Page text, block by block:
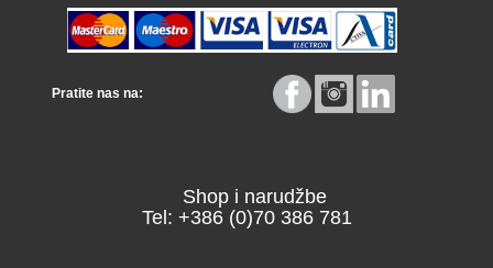
Pratite nas na:
Shop i narudžbe
Tel: +386 (0)70 386 781